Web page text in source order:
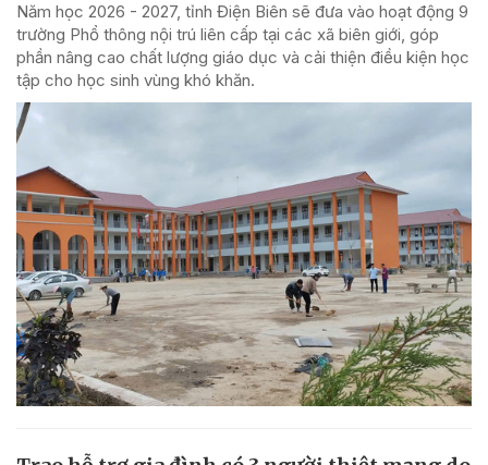
Năm học 2026 - 2027, tỉnh Điện Biên sẽ đưa vào hoạt động 9
trường Phổ thông nội trú liên cấp tại các xã biên giới, góp
phần nâng cao chất lượng giáo dục và cải thiện điều kiện học
tập cho học sinh vùng khó khăn.